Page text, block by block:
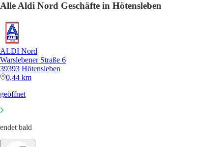
Alle Aldi Nord Geschäfte in Hötensleben
ALDI Nord
Warslebener Straße 6
39393 Hötensleben
0,44 km
geöffnet
endet bald